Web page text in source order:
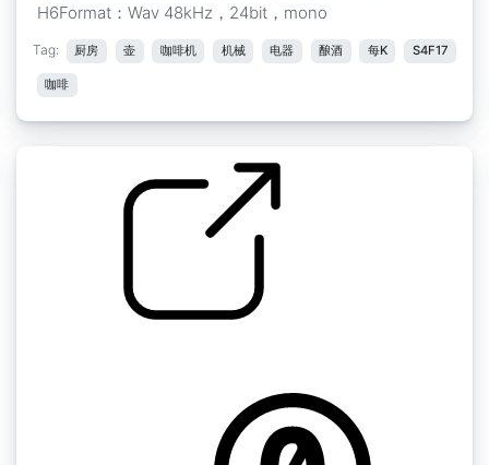
H6Format：Wav 48kHz，24bit，mono
Tag: 厨房 壶 咖啡机 机械 电器 酿酒 每K S4F17
咖啡